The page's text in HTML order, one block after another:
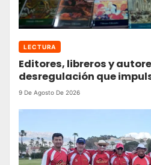
LECTURA
Editores, libreros y
desregulación que
mucho más que una
9 De Agosto De 2026